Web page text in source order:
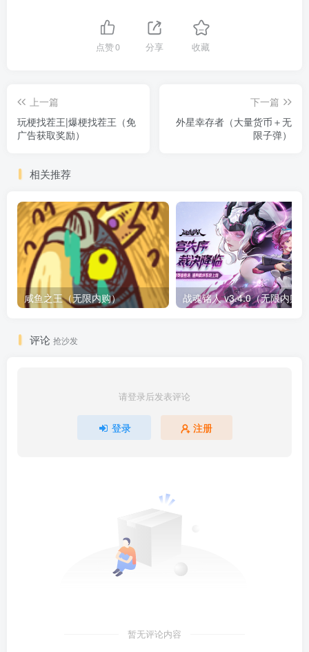
点赞0 分享 收藏
上一篇
玩梗找茬王|爆梗找茬王（免
广告获取奖励）
下一篇
外星幸存者（大量货币＋无
限子弹）
相关推荐
咸鱼之王（无限内购）
评论 抢沙发
请登录后发表评论
登录 注册
暂无评论内容